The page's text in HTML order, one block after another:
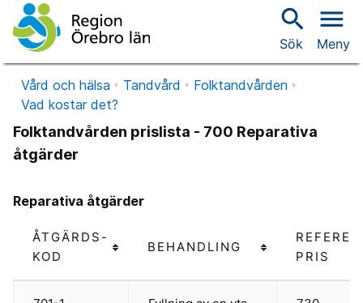
search
Sök
menu
Meny
Vård och hälsa Tandvård
Folktandvården
Vad kostar det?
Folktandvården prislista - 700 Reparativa
åtgärder
Reparativa åtgärder
ÅTGÄRDS-
KOD
BEHANDLING
PRIS